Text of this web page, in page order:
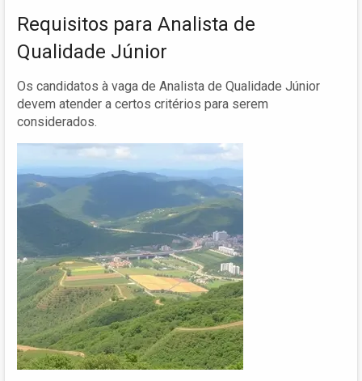
Requisitos para Analista de
Qualidade Júnior
Os candidatos à vaga de Analista de Qualidade Júnior
devem atender a certos critérios para serem
considerados.